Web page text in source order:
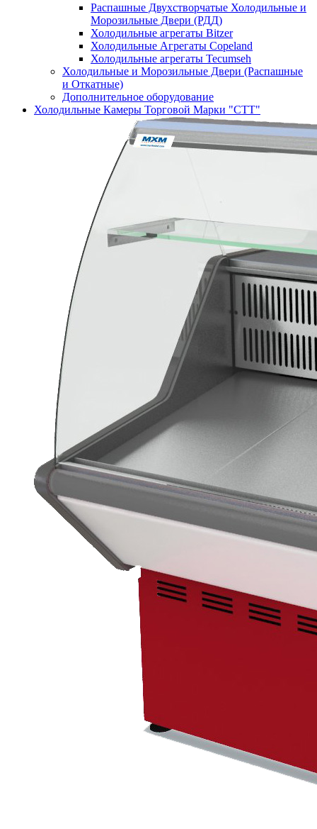
Распашные Двухстворчатые Холодильные и
Морозильные Двери (РДД)
Холодильные агрегаты Bitzer
Холодильные Агрегаты Copeland
Холодильные агрегаты Tecumseh
Холодильные и Морозильные Двери (Распашные
и Откатные)
Дополнительное оборудование
Холодильные Камеры Торговой Марки "СТТ"